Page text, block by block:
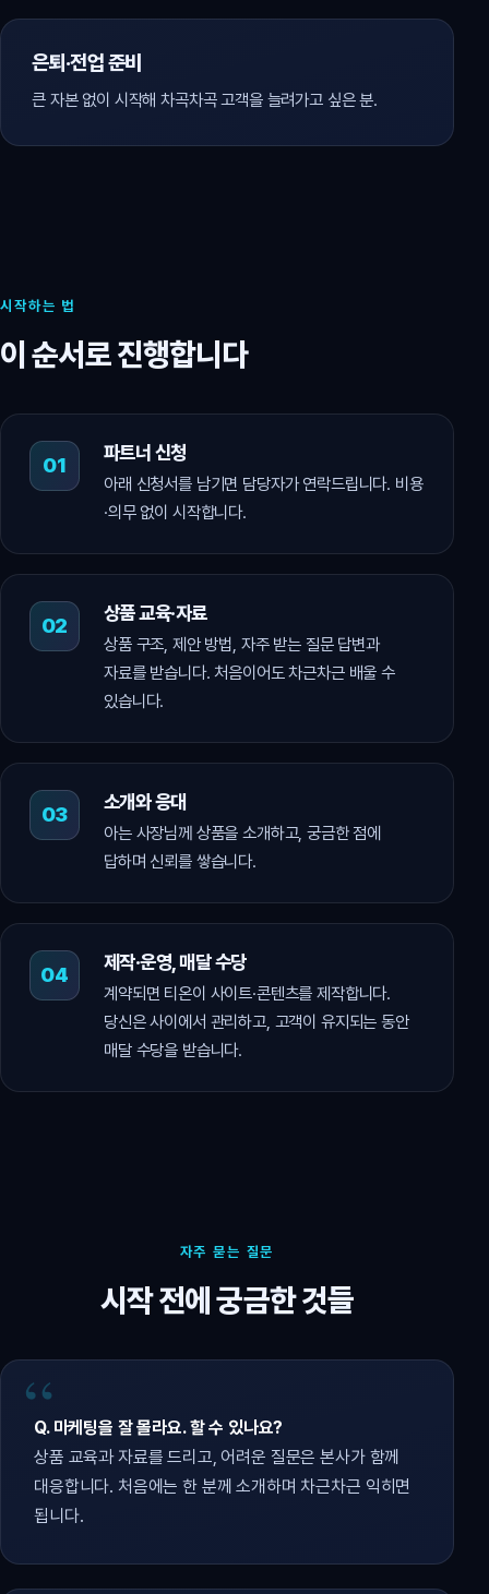
은퇴·전업 준비
큰 자본 없이 시작해 차곡차곡 고객을 늘려가고 싶은 분.
시작하는 법
이 순서로 진행합니다
파트너 신청
아래 신청서를 남기면 담당자가 연락드립니다. 비용
·의무 없이 시작합니다.
상품 교육·자료
상품 구조, 제안 방법, 자주 받는 질문 답변과
자료를 받습니다. 처음이어도 차근차근 배울 수
있습니다.
소개와 응대
아는 사장님께 상품을 소개하고, 궁금한 점에
답하며 신뢰를 쌓습니다.
제작·운영, 매달 수당
계약되면 티온이 사이트·콘텐츠를 제작합니다.
당신은 사이에서 관리하고, 고객이 유지되는 동안
매달 수당을 받습니다.
자주 묻는 질문
시작 전에 궁금한 것들
Q. 마케팅을 잘 몰라요. 할 수 있나요?
상품 교육과 자료를 드리고, 어려운 질문은 본사가 함께
대응합니다. 처음에는 한 분께 소개하며 차근차근 익히면
됩니다.